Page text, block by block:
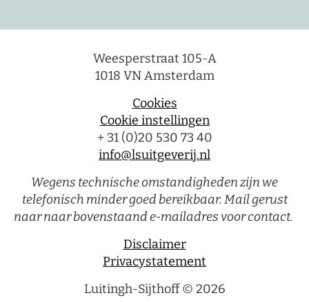
Weesperstraat 105-A
1018 VN Amsterdam
Cookies
Cookie instellingen
+ 31 (0)20 530 73 40
info@lsuitgeverij.nl
Wegens technische omstandigheden zijn we
telefonisch minder goed bereikbaar. Mail gerust
naar naar bovenstaand e-mailadres voor contact.
Disclaimer
Privacystatement
Luitingh-Sijthoff © 2026